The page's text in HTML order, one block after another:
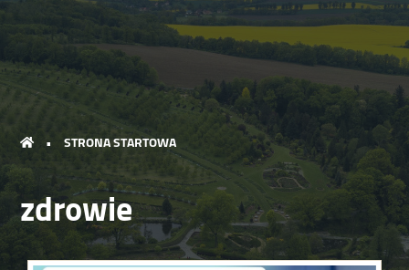
• STRONA STARTOWA
zdrowie